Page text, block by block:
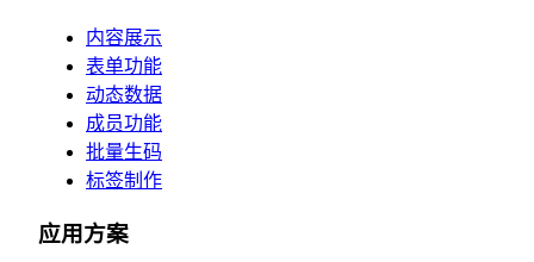
内容展示
表单功能
动态数据
成员功能
批量生码
标签制作
应用方案